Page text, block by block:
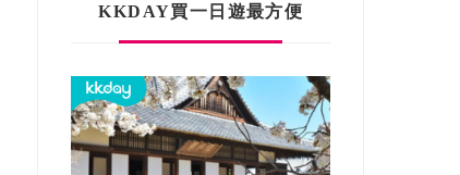
KKDAY買一日遊最方便